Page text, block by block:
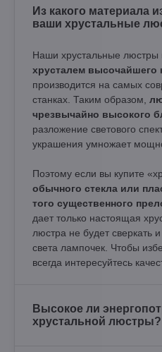
Из какого материала
ваши хрустальные
Наши хрустальные люстры
хрусталем высочайшего
производится на самых
станках. Таким образом,
чрезвычайно высокого
разложение светового
украшения умножает
Поэтому если вы купите
обычного стекла или
того существенного
дает только настоящая
люстра не будет сверкать
света лампочек. Чтобы
всегда интересуйтесь
Высокое ли
хрустальной люстры?